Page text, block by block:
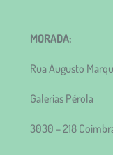
MORADA:
Rua Augusto
Galerias Pérola
3030 – 218